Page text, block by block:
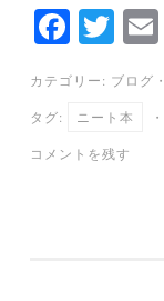
Fa
ce
bo
ok
T
wi
tte
r
カテゴリー: ブログ ・
タグ: ニート本 ・
コメントを残す